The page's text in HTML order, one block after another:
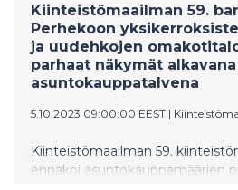
Kiinteistömaailman 59.
Perhekoon
ja uudehkojen
parhaat näkymät alkavana
asuntokauppatalvena
5.10.2023 09:00:00 EEST |
Kiinteistömaailman 59.
ennakoi asuntokauppamäärien